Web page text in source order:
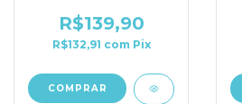
Ref. 65250
R$139,90
R$132,91 com Pix
COMPRAR